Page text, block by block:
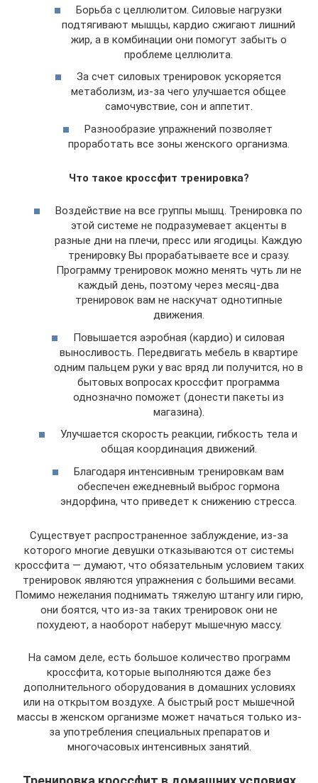
Борьба с целлюлитом. Силовые нагрузки
подтягивают мышцы, кардио сжигают лишний
жир, а в комбинации они помогут забыть о
проблеме целлюлита.
За счет силовых тренировок ускоряется
метаболизм, из-за чего улучшается общее
самочувствие, сон и аппетит.
Разнообразие упражнений позволяет
проработать все зоны женского организма.
Что такое кроссфит тренировка?
Воздействие на все группы мышц. Тренировка по
этой системе не подразумевает акценты в
разные дни на плечи, пресс или ягодицы. Каждую
тренировку Вы прорабатываете все и сразу.
Программу тренировок можно менять чуть ли не
каждый день, поэтому через месяц-два
тренировок вам не наскучат однотипные
движения.
Повышается аэробная (кардио) и силовая
выносливость. Передвигать мебель в квартире
одним пальцем руки у вас вряд ли получится, но в
бытовых вопросах кроссфит программа
однозначно поможет (донести пакеты из
магазина).
Улучшается скорость реакции, гибкость тела и
общая координация движений.
Благодаря интенсивным тренировкам вам
обеспечен ежедневный выброс гормона
эндорфина, что приведет к снижению стресса.
Существует распространенное заблуждение, из-за
которого многие девушки отказываются от системы
кроссфита — думают, что обязательным условием таких
тренировок являются упражнения с большими весами.
Помимо нежелания поднимать тяжелую штангу или гирю,
они боятся, что из-за таких тренировок они не
похудеют, а наоборот наберут мышечную массу.
На самом деле, есть большое количество программ
кроссфита, которые выполняются даже без
дополнительного оборудования в домашних условиях
или на открытом воздухе. А быстрый рост мышечной
массы в женском организме может начаться только из-
за употребления специальных препаратов и
многочасовых интенсивных занятий.